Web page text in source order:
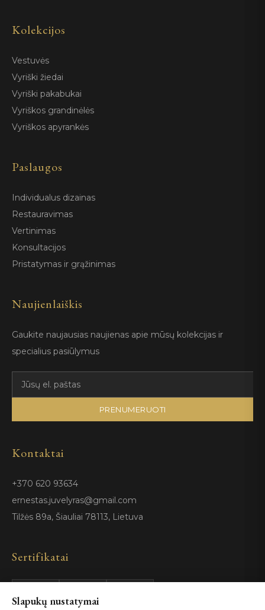
Kolekcijos
Vestuvės
Vyriški žiedai
Vyriški pakabukai
Vyriškos grandinėlės
Vyriškos apyrankės
Paslaugos
Individualus dizainas
Restauravimas
Vertinimas
Konsultacijos
Pristatymas ir grąžinimas
Naujienlaiškis
Gaukite naujausias naujienas apie mūsų kolekcijas ir
specialius pasiūlymus
PRENUMERUOTI
Kontaktai
+370 620 93634
ernestas.juvelyras@gmail.com
Tilžės 89a, Šiauliai 78113, Lietuva
Sertifikatai
GIA
Certified
ISO 9001
Slapukų nustatymai